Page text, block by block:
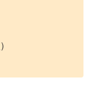
）